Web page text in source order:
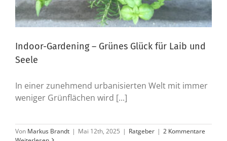
Indoor-Gardening – Grünes Glück für Laib und
Seele
In einer zunehmend urbanisierten Welt mit immer
weniger Grünflächen wird [...]
Von Markus Brandt | Mai 12th, 2025 | Ratgeber | 2 Kommentare